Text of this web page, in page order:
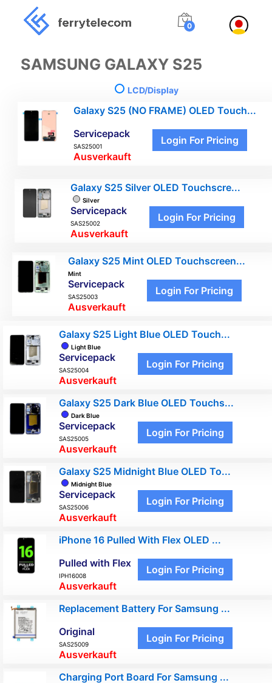
0
SAMSUNG GALAXY S25
LCD/Display
Galaxy S25 (NO FRAME) OLED Touch...
Servicepack
SAS25001
Ausverkauft
Login For Pricing
Galaxy S25 Silver OLED Touchscre...
Silver
Servicepack
SAS25002
Ausverkauft
Login For Pricing
Galaxy S25 Mint OLED Touchscreen...
Mint
Servicepack
SAS25003
Ausverkauft
Login For Pricing
Galaxy S25 Light Blue OLED Touch...
Light Blue
Servicepack
SAS25004
Ausverkauft
Login For Pricing
Galaxy S25 Dark Blue OLED Touchs...
Dark Blue
Servicepack
SAS25005
Ausverkauft
Login For Pricing
Galaxy S25 Midnight Blue OLED To...
Midnight Blue
Servicepack
SAS25006
Ausverkauft
Login For Pricing
iPhone 16 Pulled With Flex OLED ...
Pulled with Flex
IPH16008
Ausverkauft
Login For Pricing
Replacement Battery For Samsung ...
Original
SAS25009
Ausverkauft
Login For Pricing
Charging Port Board For Samsung ...